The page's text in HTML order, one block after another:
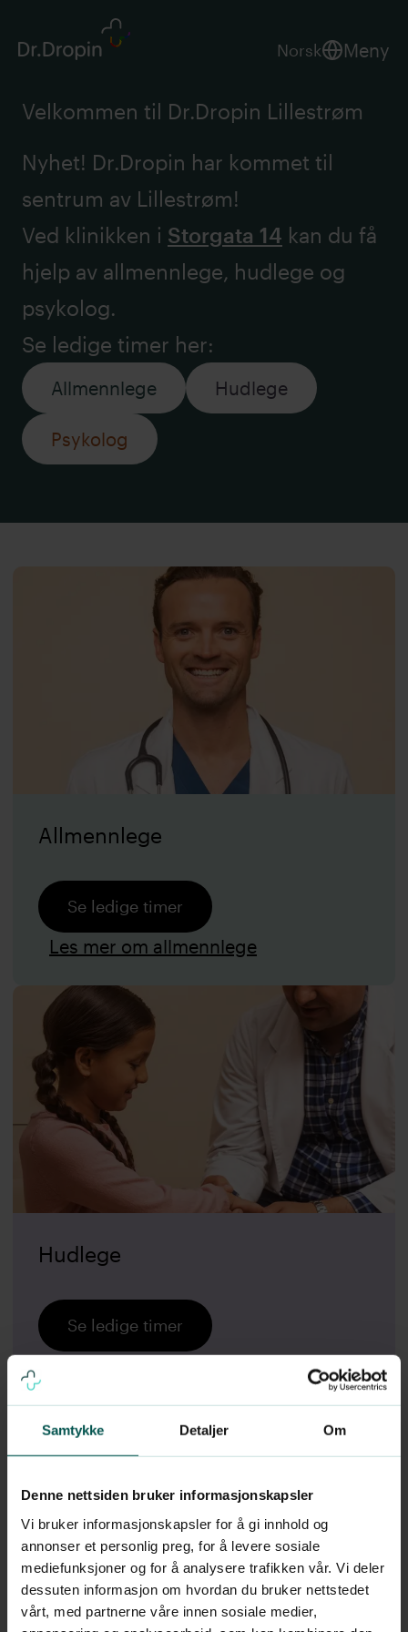
Samtykke Detaljer Om
Denne nettsiden bruker informasjonskapsler
Vi bruker informasjonskapsler for å gi innhold og
annonser et personlig preg, for å levere sosiale
mediefunksjoner og for å analysere trafikken vår. Vi deler
dessuten informasjon om hvordan du bruker nettstedet
vårt, med partnerne våre innen sosiale medier,
Norsk Meny
Velkommen til Dr.Dropin Lillestrøm
Nyhet! Dr.Dropin har kommet til
sentrum av Lillestrøm!
Ved klinikken i Storgata 14 kan du få
hjelp av allmennlege, hudlege og
psykolog.
Se ledige timer her:
Allmennlege Hudlege
Psykolog
Allmennlege
Se ledige timer
Les mer om allmennlege
Hudlege
Se ledige timer